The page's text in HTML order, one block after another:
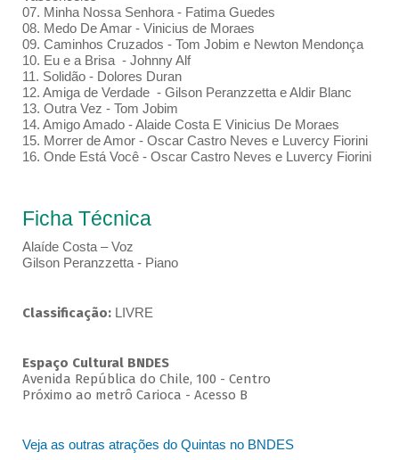
07. Minha Nossa Senhora - Fatima Guedes
08. Medo De Amar - Vinicius de Moraes
09. Caminhos Cruzados - Tom Jobim e Newton Mendonça
10. Eu e a Brisa - Johnny Alf
11. Solidão - Dolores Duran
12. Amiga de Verdade - Gilson Peranzzetta e Aldir Blanc
13. Outra Vez - Tom Jobim
14. Amigo Amado - Alaide Costa E Vinicius De Moraes
15. Morrer de Amor - Oscar Castro Neves e Luvercy Fiorini
16. Onde Está Você - Oscar Castro Neves e Luvercy Fiorini
Ficha Técnica
Alaíde Costa – Voz
Gilson Peranzzetta - Piano
Classificação: LIVRE
Espaço Cultural BNDES
Avenida República do Chile, 100 - Centro
Próximo ao metrô Carioca - Acesso B
Veja as outras atrações do Quintas no BNDES